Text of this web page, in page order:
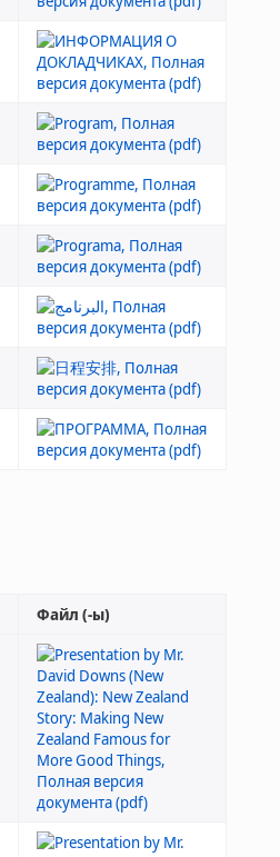
Файл (-ы)